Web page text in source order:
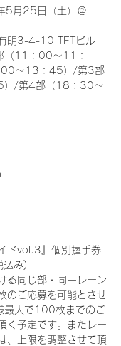
5月25日（土）＠
明3-4-10 TFTビル
（11：00～11：
～13：45）/第3部
）/第4部（18：30～
ドvol.3』個別握手券
み)
る同じ部・同一レーン
のご応募を可能とさせ
最大で100枚までのご
く予定です。またレー
、上限を調整させて頂